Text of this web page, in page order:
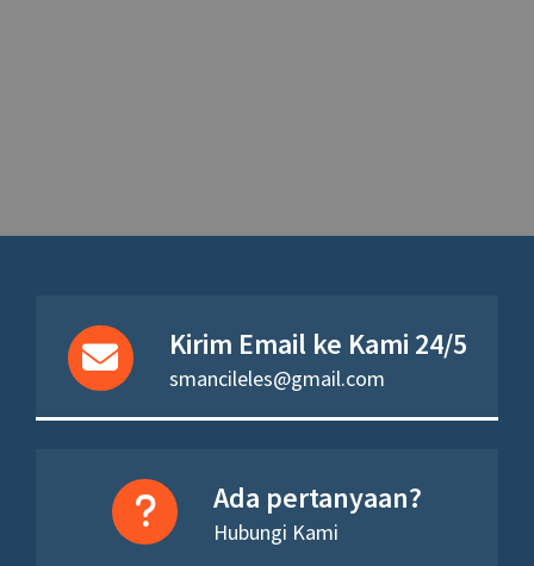
Kirim Email ke Kami 24/5
smancileles@gmail.com
Ada pertanyaan?
Hubungi Kami